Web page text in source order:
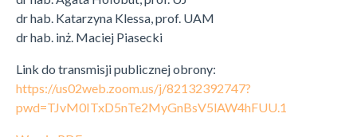
dr hab. Katarzyna Klessa, prof. UAM
dr hab. inż. Maciej Piasecki
Link do transmisji publicznej obrony:
https://us02web.zoom.us/j/82132392747?
pwd=TJvM0ITxD5nTe2MyGnBsV5lAW4hFUU.1